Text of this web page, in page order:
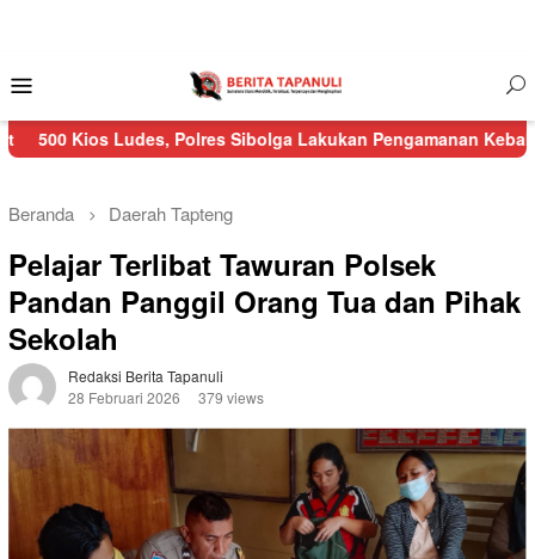
Mobile
Polres Sibolga Lakukan Pengamanan Kebakaran Pasar
Beranda DaerahTapteng
Pelajar Terlibat Tawuran Polsek
Pandan Panggil Orang Tua dan Pihak
Sekolah
Redaksi Berita Tapanuli
28 Februari 2026
379 views